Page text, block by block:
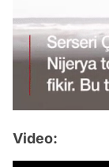
Video: